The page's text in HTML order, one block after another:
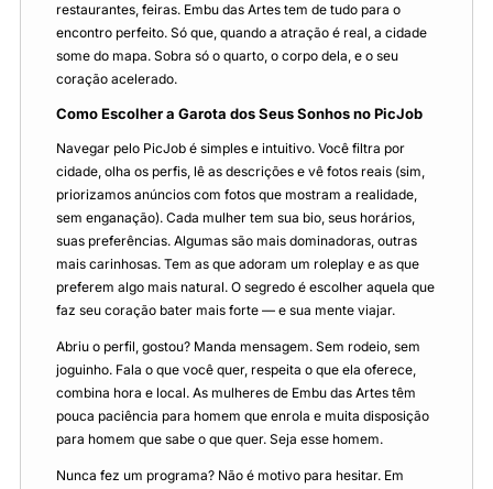
restaurantes, feiras. Embu das Artes tem de tudo para o
encontro perfeito. Só que, quando a atração é real, a cidade
some do mapa. Sobra só o quarto, o corpo dela, e o seu
coração acelerado.
Como Escolher a Garota dos Seus Sonhos no PicJob
Navegar pelo PicJob é simples e intuitivo. Você filtra por
cidade, olha os perfis, lê as descrições e vê fotos reais (sim,
priorizamos anúncios com fotos que mostram a realidade,
sem enganação). Cada mulher tem sua bio, seus horários,
suas preferências. Algumas são mais dominadoras, outras
mais carinhosas. Tem as que adoram um roleplay e as que
preferem algo mais natural. O segredo é escolher aquela que
faz seu coração bater mais forte — e sua mente viajar.
Abriu o perfil, gostou? Manda mensagem. Sem rodeio, sem
joguinho. Fala o que você quer, respeita o que ela oferece,
combina hora e local. As mulheres de Embu das Artes têm
pouca paciência para homem que enrola e muita disposição
para homem que sabe o que quer. Seja esse homem.
Nunca fez um programa? Não é motivo para hesitar. Em